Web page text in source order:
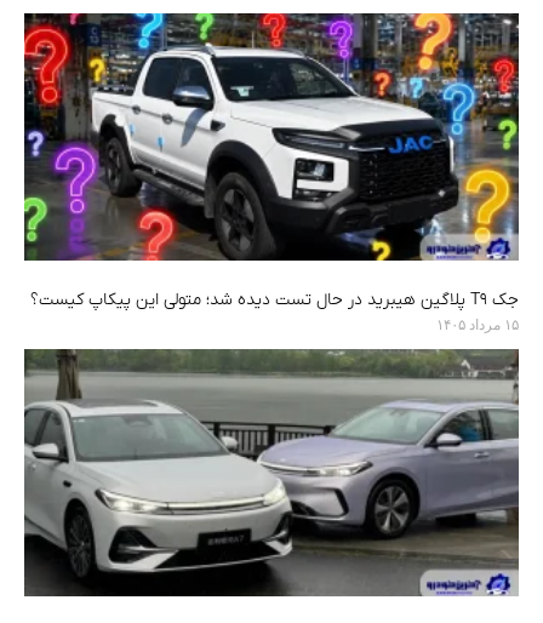
جک T9 پلاگین هیبرید در حال تست دیده شد؛ متولی این پیکاپ کیست؟
۱۵ مرداد ۱۴۰۵